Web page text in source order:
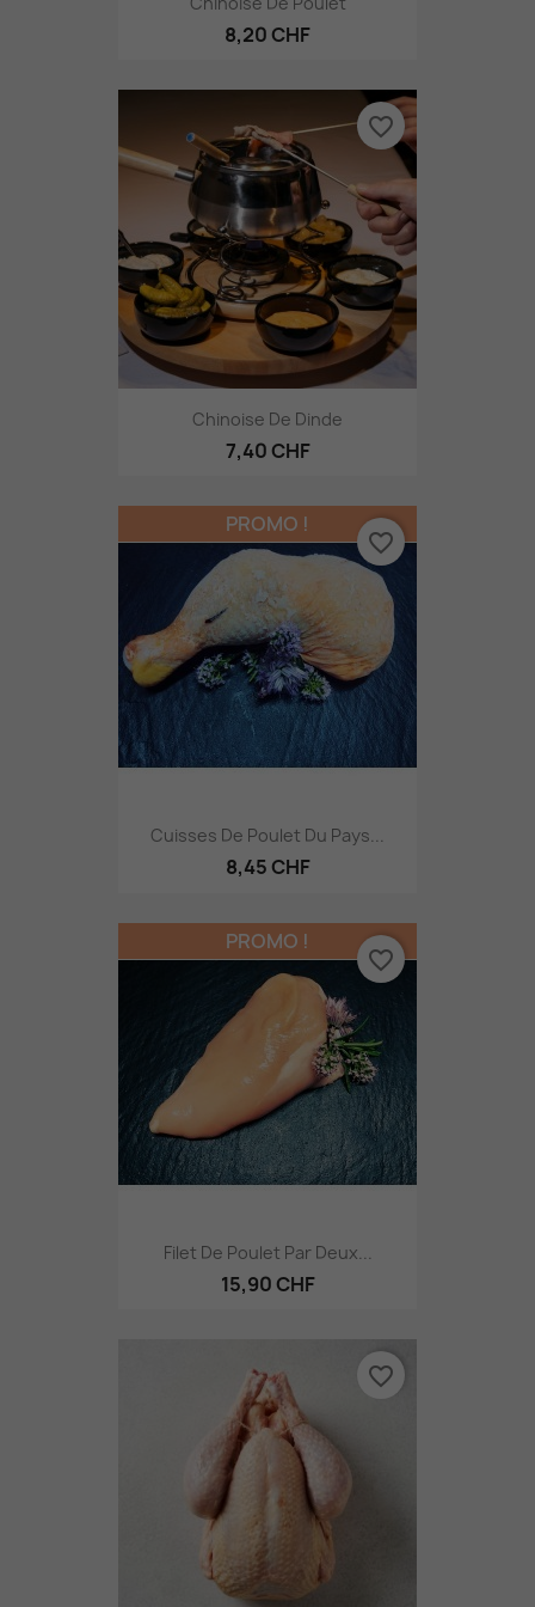
8,20 CHF
Chinoise De Dinde
7,40 CHF
favorite_border
Cuisses De Poulet Du Pays...
8,45 CHF
PROMO !
favorite_border
Filet De Poulet Par Deux...
15,90 CHF
PROMO !
favorite_border
favorite_border